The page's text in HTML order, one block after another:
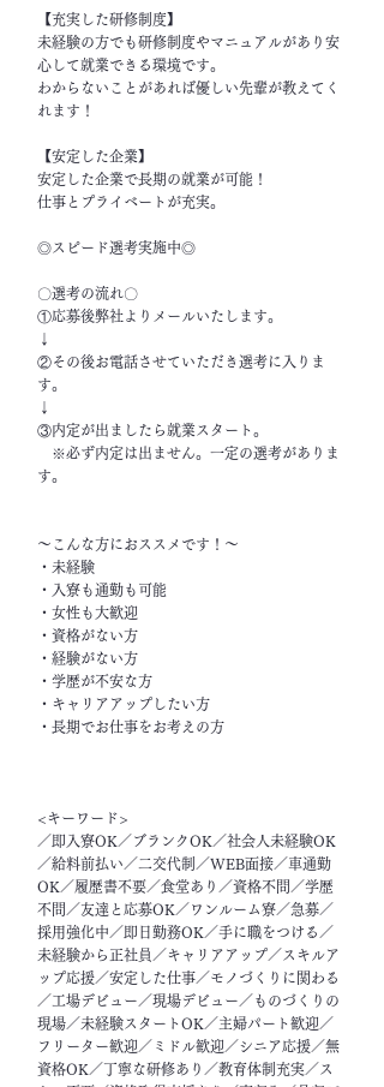
【充実した研修制度】
未経験の方でも研修制度やマニュアルがあり安
心して就業できる環境です。
わからないことがあれば優しい先輩が教えてく
れます！
【安定した企業】
安定した企業で長期の就業が可能！
仕事とプライベートが充実。
◎スピード選考実施中◎
〇選考の流れ〇
①応募後弊社よりメールいたします。
↓
②その後お電話させていただき選考に入りま
す。
↓
③内定が出ましたら就業スタート。
※必ず内定は出ません。一定の選考がありま
す。
～こんな方におススメです！～
・未経験
・入寮も通勤も可能
・女性も大歓迎
・資格がない方
・経験がない方
・学歴が不安な方
・キャリアアップしたい方
・長期でお仕事をお考えの方
<キーワード>
／即入寮OK／ブランクOK／社会人未経験OK
／給料前払い／二交代制／WEB面接／車通勤
OK／履歴書不要／食堂あり／資格不問／学歴
不問／友達と応募OK／ワンルーム寮／急募／
採用強化中／即日勤務OK／手に職をつける／
未経験から正社員／キャリアアップ／スキルア
ップ応援／安定した仕事／モノづくりに関わる
／工場デビュー／現場デビュー／ものづくりの
現場／未経験スタートOK／主婦パート歓迎／
フリーター歓迎／ミドル歓迎／シニア応援／無
資格OK／丁寧な研修あり／教育体制充実／ス